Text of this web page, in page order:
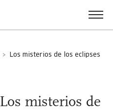
los misterios de los eclipses
Los misterios de